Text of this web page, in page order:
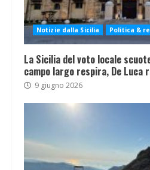
Notizie dalla Sicilia Politica &
La Sicilia del voto locale
campo largo respira, De Luca
9 giugno 2026